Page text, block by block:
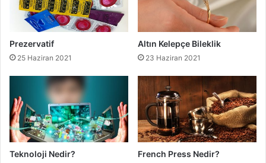
Prezervatif
25 Haziran 2021
Altın Kelepçe Bileklik
23 Haziran 2021
Teknoloji Nedir? French Press Nedir?